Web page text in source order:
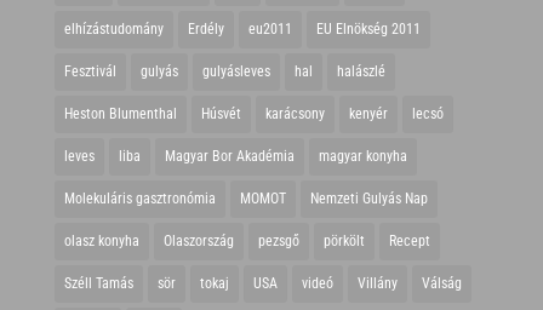
elhízástudomány Erdély eu2011 EU Elnökség 2011
Fesztivál gulyás gulyásleves hal halászlé
Heston Blumenthal Húsvét karácsony kenyér lecsó
leves liba Magyar Bor Akadémia magyar konyha
Molekuláris gasztronómia MOMOT Nemzeti Gulyás Nap
olasz konyha Olaszország pezsgő pörkölt Recept
Széll Tamás sör tokaj USA videó Villány Válság